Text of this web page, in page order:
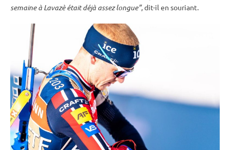
semaine à Lavazè était déjà assez longue”, dit-il en souriant.